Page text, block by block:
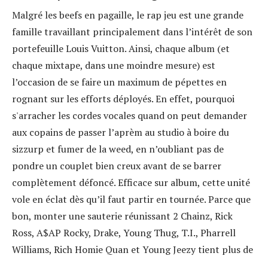
Malgré les beefs en pagaille, le rap jeu est une grande
famille travaillant principalement dans l’intérêt de son
portefeuille Louis Vuitton. Ainsi, chaque album (et
chaque mixtape, dans une moindre mesure) est
l’occasion de se faire un maximum de pépettes en
rognant sur les efforts déployés. En effet, pourquoi
s'arracher les cordes vocales quand on peut demander
aux copains de passer l’aprèm au studio à boire du
sizzurp et fumer de la weed, en n’oubliant pas de
pondre un couplet bien creux avant de se barrer
complètement défoncé. Efficace sur album, cette unité
vole en éclat dès qu’il faut partir en tournée. Parce que
bon, monter une sauterie réunissant 2 Chainz, Rick
Ross, A$AP Rocky, Drake, Young Thug, T.I., Pharrell
Williams, Rich Homie Quan et Young Jeezy tient plus de